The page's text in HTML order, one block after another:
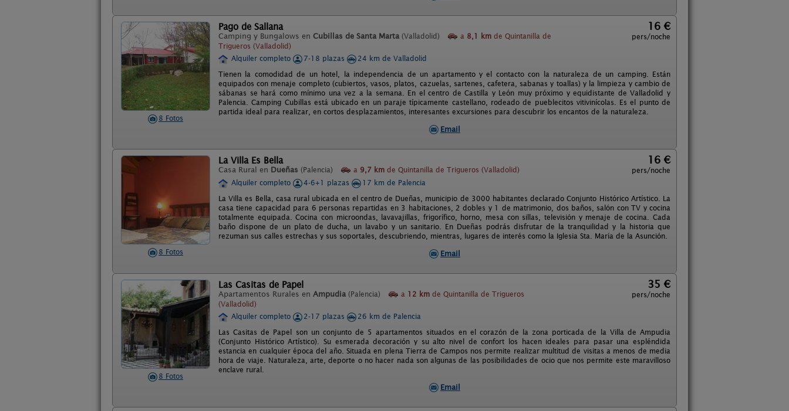
8 Fotos
Pago de Sallana
Camping y Bungalows en Cubillas de Santa Marta (Valladolid) a 8,1 km de Quintanilla de
Trigueros (Valladolid)
16 €
pers/noche
Alquiler completo 7-18 plazas
24 km de Valladolid
Tienen la comodidad de un hotel, la independencia de un apartamento y el contacto con la naturaleza de un camping. Están
equipados con menaje completo (cubiertos, vasos, platos, cazuelas, sartenes, cafetera, sabanas y toallas) y la limpieza y cambio de
sábanas se hará como mínimo una vez a la semana. En el centro de Castilla y León muy próximo y equidistante de Valladolid y
Palencia. Camping Cubillas está ubicado en un paraje típicamente castellano, rodeado de pueblecitos vitivinícolas. Es el punto de
partida ideal para realizar, en cortos desplazamientos, interesantes excursiones para descubrir los encantos de la naturaleza.
Email
8 Fotos
La Villa Es Bella
Casa Rural en Dueñas (Palencia) a 9,7 km de Quintanilla de Trigueros (Valladolid)
16 €
pers/noche
Alquiler completo
4-6+1 plazas
17 km de Palencia
La Villa es Bella, casa rural ubicada en el centro de Dueñas, municipio de 3000 habitantes declarado Conjunto Histórico Artístico. La
casa tiene capacidad para 6 personas repartidas en 3 habitaciones, 2 dobles y 1 de matrimonio, dos baños, salón con TV y cocina
totalmente equipada. Cocina con microondas, lavavajillas, frigorífico, horno, mesa con sillas, televisión y menaje de cocina. Cada
baño dispone de un plato de ducha, un lavabo y un sanitario. En Dueñas podrás disfrutar de la tranquilidad y la historia que
rezuman sus calles estrechas y sus soportales, descubriendo, mientras, lugares de interés como la Iglesia Sta. María de la Asunción.
Email
8 Fotos
Las Casitas de Papel
Apartamentos Rurales en Ampudia (Palencia) a 12 km de Quintanilla de Trigueros
(Valladolid)
35 €
pers/noche
Alquiler completo 2-17 plazas
26 km de Palencia
Las Casitas de Papel son un conjunto de 5 apartamentos situados en el corazón de la zona porticada de la Villa de Ampudia
(Conjunto Histórico Artístico). Su esmerada decoración y su alto nivel de confort los hacen ideales para pasar una espléndida
estancia en cualquier época del año. Situada en plena Tierra de Campos nos permite realizar multitud de visitas a menos de media
hora de viaje. Naturaleza, arte, deporte o no hacer nada son algunas de las posibilidades de ocio que nos permite este maravilloso
enclave rural.
Email